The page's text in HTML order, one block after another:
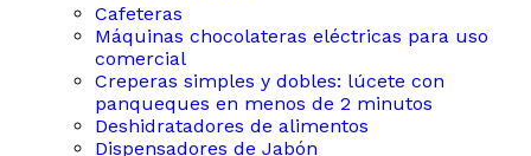
Cafeteras
Máquinas chocolateras eléctricas para uso
comercial
Creperas simples y dobles: lúcete con
panqueques en menos de 2 minutos
Deshidratadores de alimentos
Dispensadores de Jabón